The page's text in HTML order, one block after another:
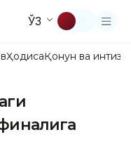
ЎЗ
ҲодисаҚонун ва